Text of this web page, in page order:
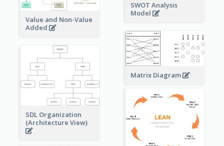
SWOT Analysis
Model
Value and Non-Value
Added
Matrix Diagram
SDL Organization
(Architecture View)